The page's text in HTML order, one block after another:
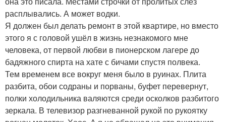
расплывались. А может водки.
Я должен был делать ремонт в этой квартире, но вместо
этого я с головой ушёл в жизнь незнакомого мне
человека, от первой любви в пионерском лагере до
бадяжного спирта на хате с бичами спустя полвека.
Тем временем все вокруг меня было в руинах. Плита
разбита, обои содраны и порваны, буфет перевернут,
полки холодильника валяются среди осколков разбитого
зеркала. В телевизор разгневанной рукой по рукоятку